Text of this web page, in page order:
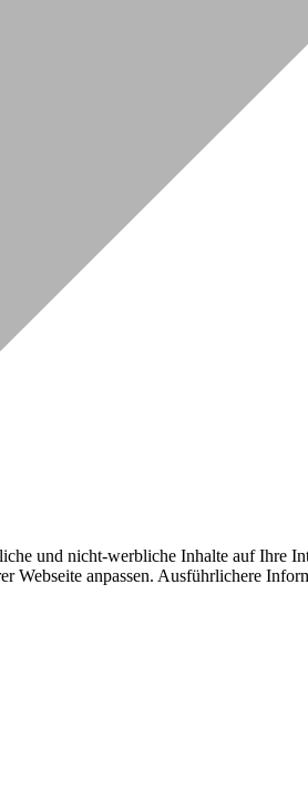
und nicht-werbliche Inhalte auf Ihre
anpassen. Ausführlichere